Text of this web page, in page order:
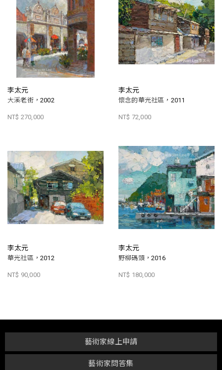
李太元
大溪老街，2002
NT$ 270,000
李太元
懷念的華光社區，2011
NT$ 72,000
李太元
華光社區，2012
NT$ 90,000
李太元
野柳碼頭，2016
NT$ 180,000
藝術家問答集
藝術家線上申請